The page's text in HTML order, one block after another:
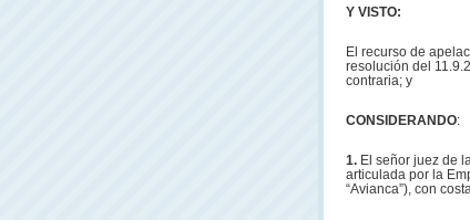
Y VISTO:
El recurso de
resolución del
contraria; y
CONSIDERANDO:
1. El señor juez de
articulada por la
“Avianca”), con